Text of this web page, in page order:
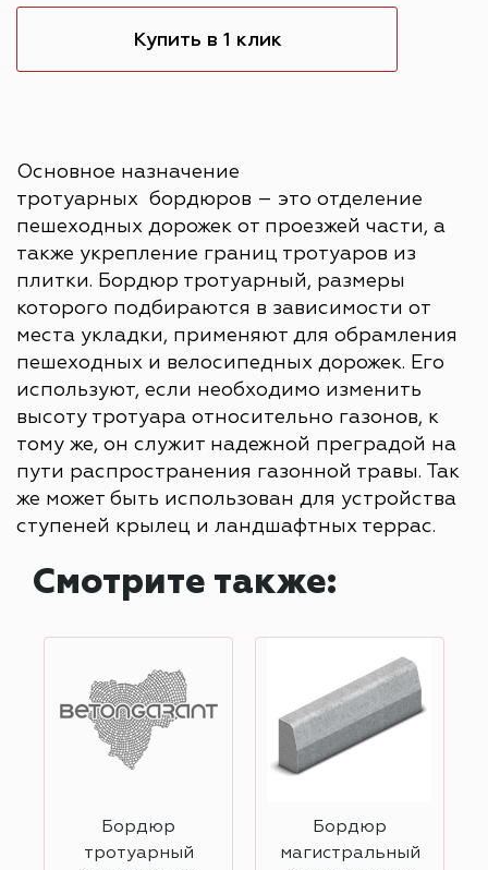
Купить в 1 клик
Основное назначение
тротуарных бордюров – это отделение
пешеходных дорожек от проезжей части, а
также укрепление границ тротуаров из
плитки. Бордюр тротуарный, размеры
которого подбираются в зависимости от
места укладки, применяют для обрамления
пешеходных и велосипедных дорожек. Его
используют, если необходимо изменить
высоту тротуара относительно газонов, к
тому же, он служит надежной преградой на
пути распространения газонной травы. Так
же может быть использован для устройства
ступеней крылец и ландшафтных террас.
Смотрите также:
Бордюр
тротуарный
Бордюр
магистральный